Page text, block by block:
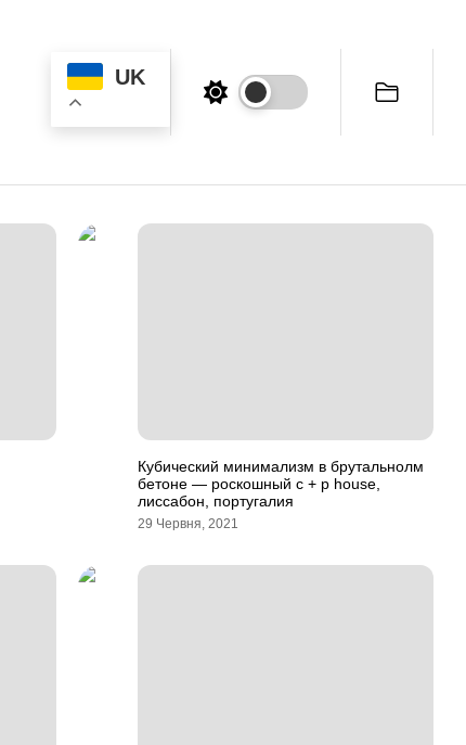
UK
Кубический минимализм в брутальнолм
бетоне — роскошный c + p house,
лиссабон, португалия
29 Червня, 2021